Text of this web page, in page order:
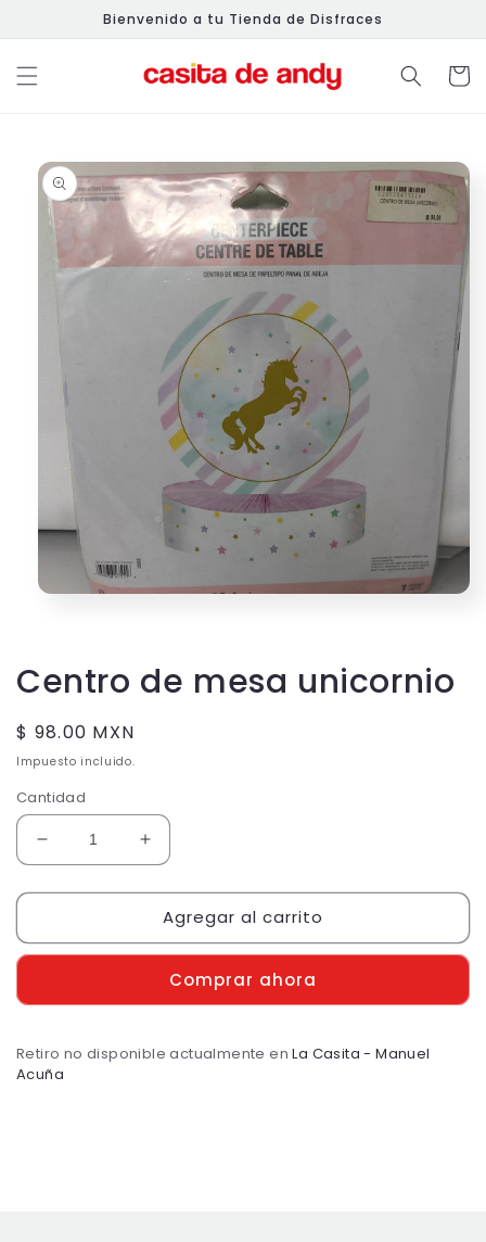
directamente
al contenido
Bienvenido a tu Tienda de Disfraces
Carrito
directamente
información
del producto
una
ventana
Centro de mesa unicornio
Precio
habitual
$ 98.00 MXN
Impuesto incluido.
Cantidad
Reducir
cantidad
para
de
mesa
Aumentar
cantidad
para
Centro
de
mesa
unicornio
Agregar al carrito
Comprar ahora
Retiro no disponible actualmente enLa Casita - Manuel
Acuña